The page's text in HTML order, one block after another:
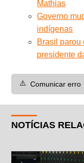
Mathias
Governo
indígenas
Brasil parou
presidente
⚠️ Comunicar erro
NOTÍCIAS